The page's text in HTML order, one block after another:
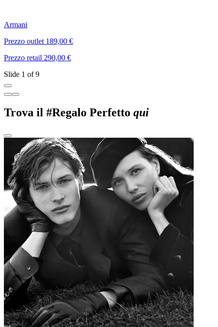
Armani
Prezzo outlet 189,00 €
Prezzo retail 290,00 €
Slide 1 of 9
Trova il #Regalo Perfetto qui